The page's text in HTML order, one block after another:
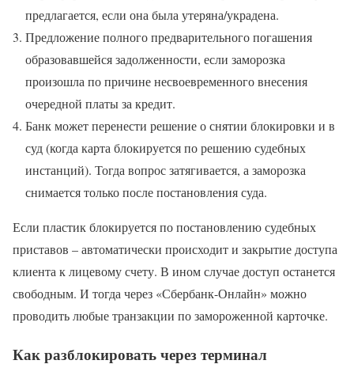
предлагается, если она была утеряна/украдена.
Предложение полного предварительного погашения
образовавшейся задолженности, если заморозка
произошла по причине несвоевременного внесения
очередной платы за кредит.
Банк может перенести решение о снятии блокировки и в
суд (когда карта блокируется по решению судебных
инстанций). Тогда вопрос затягивается, а заморозка
снимается только после постановления суда.
Если пластик блокируется по постановлению судебных
приставов – автоматически происходит и закрытие доступа
клиента к лицевому счету. В ином случае доступ останется
свободным. И тогда через «Сбербанк-Онлайн» можно
проводить любые транзакции по замороженной карточке.
Как разблокировать через терминал